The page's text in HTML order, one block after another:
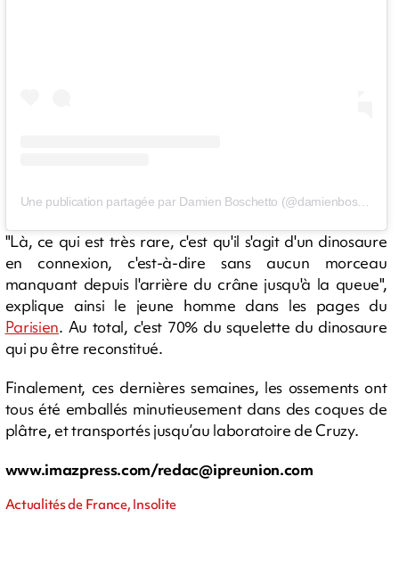
"Là, ce qui est très rare, c'est qu'il s'agit d'un dinosaure
en connexion, c'est-à-dire sans aucun morceau
manquant depuis l'arrière du crâne jusqu'à la queue",
explique ainsi le jeune homme dans les pages du
Parisien. Au total, c'est 70% du squelette du dinosaure
qui pu être reconstitué.
Finalement, ces dernières semaines, les ossements ont
tous été emballés minutieusement dans des coques de
plâtre, et transportés jusqu’au laboratoire de Cruzy.
www.imazpress.com/redac@ipreunion.com
Actualités de France, Insolite